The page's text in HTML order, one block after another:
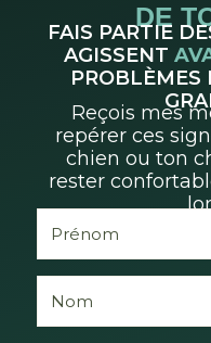
DE
FAIS PARTIE
AGISSENT
PROBLÈMES
Reçois mes
repérer ces
chien ou ton
rester